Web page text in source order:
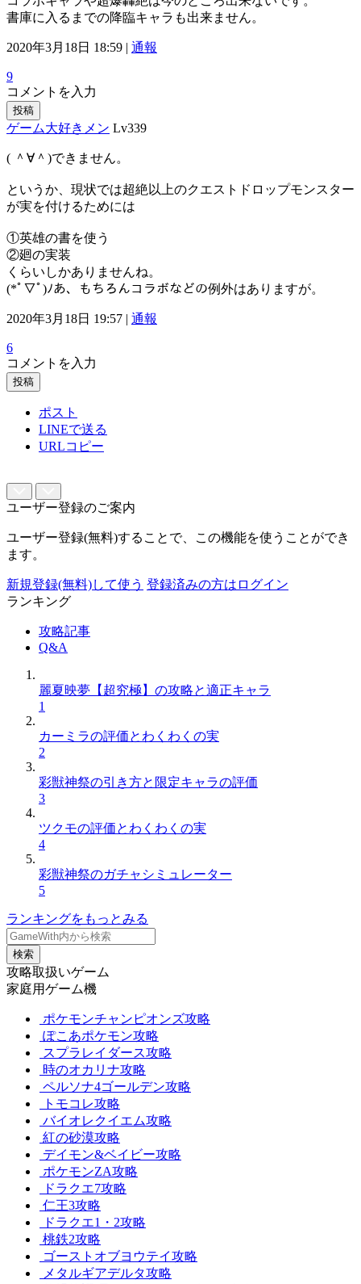
書庫に入るまでの降臨キャラも出来ません。
2020年3月18日 18:59 | 通報
9
コメントを入力
投稿
ゲーム大好きメン Lv339
( ＾∀＾)できません。
というか、現状では超絶以上のクエストドロップモンスター
が実を付けるためには
①英雄の書を使う
②廻の実装
くらいしかありませんね。
(*ﾟ▽ﾟ)ﾉあ、もちろんコラボなどの例外はありますが。
2020年3月18日 19:57 | 通報
6
コメントを入力
投稿
ポスト
LINEで送る
URLコピー
ユーザー登録のご案内
ユーザー登録(無料)することで、この機能を使うことができ
ます。
新規登録(無料)して使う 登録済みの方はログイン
ランキング
攻略記事
Q&A
麗夏映夢【超究極】の攻略と適正キャラ
1
カーミラの評価とわくわくの実
2
彩獣神祭の引き方と限定キャラの評価
3
ツクモの評価とわくわくの実
4
彩獣神祭のガチャシミュレーター
5
ランキングをもっとみる
検索
攻略取扱いゲーム
家庭用ゲーム機
ポケモンチャンピオンズ攻略
ぽこあポケモン攻略
スプラレイダース攻略
時のオカリナ攻略
ペルソナ4ゴールデン攻略
トモコレ攻略
バイオレクイエム攻略
紅の砂漠攻略
デイモン&ベイビー攻略
ポケモンZA攻略
ドラクエ7攻略
仁王3攻略
ドラクエ1・2攻略
桃鉄2攻略
ゴーストオブヨウテイ攻略
メタルギアデルタ攻略